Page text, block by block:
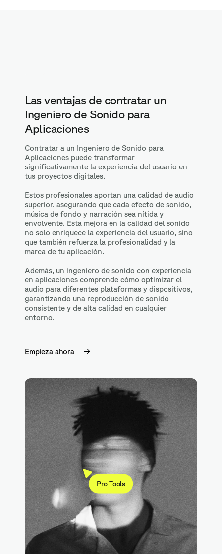
Las ventajas de contratar un
Ingeniero de Sonido para
Aplicaciones
Contratar a un Ingeniero de Sonido para
Aplicaciones puede transformar
significativamente la experiencia del usuario en
tus proyectos digitales.
Estos profesionales aportan una calidad de audio
superior, asegurando que cada efecto de sonido,
música de fondo y narración sea nítida y
envolvente. Esta mejora en la calidad del sonido
no solo enriquece la experiencia del usuario, sino
que también refuerza la profesionalidad y la
marca de tu aplicación.
Además, un ingeniero de sonido con experiencia
en aplicaciones comprende cómo optimizar el
audio para diferentes plataformas y dispositivos,
garantizando una reproducción de sonido
consistente y de alta calidad en cualquier
entorno.
Empieza ahora
Pro Tools